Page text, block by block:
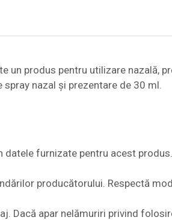
un produs pentru utilizare
nazal și prezentare de 30 ml.
furnizate pentru acest produs.
producătorului. Respectă
Dacă apar nelămuriri privind